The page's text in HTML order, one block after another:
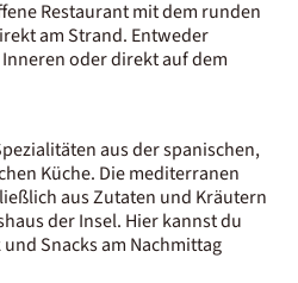
Restaurant mit dem runden
am Strand. Entweder
oder direkt auf dem
aus der spanischen,
Küche. Die mediterranen
aus Zutaten und Kräutern
der Insel. Hier kannst du
Snacks am Nachmittag